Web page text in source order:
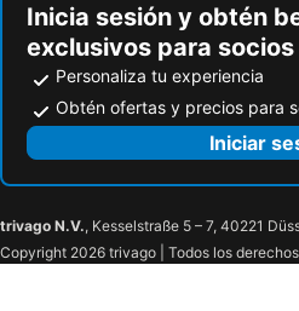
Inicia sesión y obtén
exclusivos para socios
Personaliza tu experiencia
Obtén ofertas y precios para
Iniciar
trivago N.V., Kesselstraße 5 – 7, 40221
Copyright 2026 trivago | Todos los